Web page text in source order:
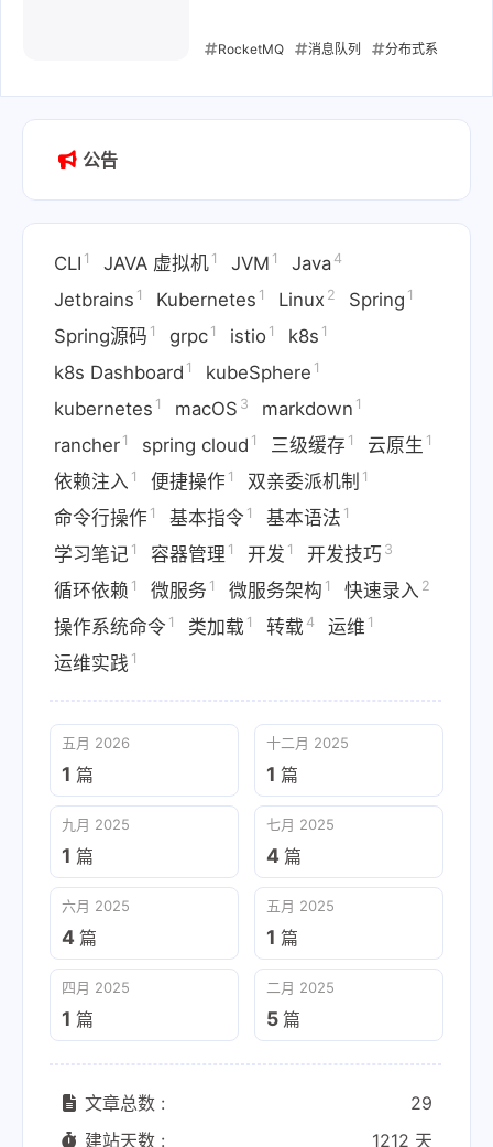
RocketMQ 消息队列 分布式系
2025-12-15
公告
CLI 1 JAVA 虚拟机 1 JVM 1 Java 4
Jetbrains 1 Kubernetes 1 Linux 2 Spring 1
Spring源码 1 grpc 1 istio 1 k8s 1
k8s Dashboard 1 kubeSphere 1
kubernetes 1 macOS 3 markdown 1
rancher 1 spring cloud 1 三级缓存 1 云原生 1
依赖注入 1 便捷操作 1 双亲委派机制 1
命令行操作 1 基本指令 1 基本语法 1
学习笔记 1 容器管理 1 开发 1 开发技巧 3
循环依赖 1 微服务 1 微服务架构 1 快速录入 2
操作系统命令 1 类加载 1 转载 4 运维 1
运维实践 1
五月 2026
1 篇
十二月 2025
1 篇
九月 2025
1 篇
七月 2025
4 篇
六月 2025
4 篇
五月 2025
1 篇
四月 2025
1 篇
二月 2025
5 篇
文章总数 :
29
建站天数 :
1212 天